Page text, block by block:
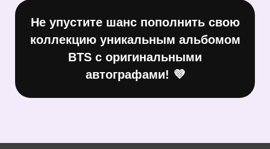
Не упустите шанс пополнить свою
коллекцию уникальным альбомом
BTS с оригинальными
автографами! 💜